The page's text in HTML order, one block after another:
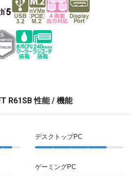
R61SB 性能 / 機能
デスクトップPC
ゲーミングPC